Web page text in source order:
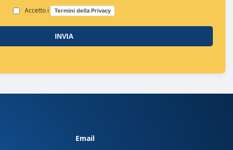
Accetto i Termini della Privacy
INVIA
Email